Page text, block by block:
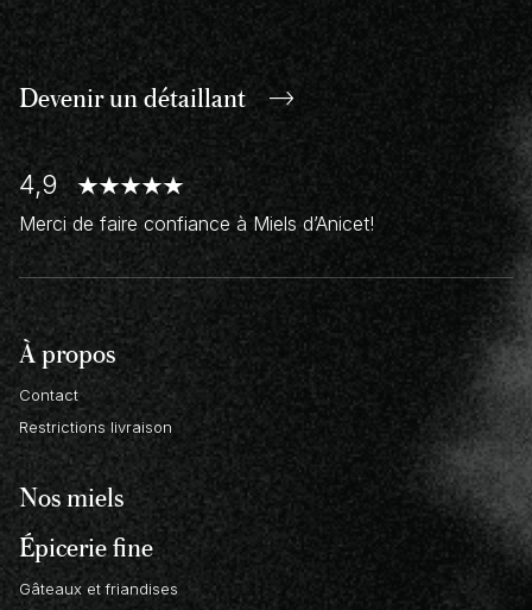
À propos
Contact
Restrictions livraison
Nos miels
Épicerie fine
Gâteaux et friandises
Devenir undétaillant
4,9
Merci de faire confiance à Miels d’Anicet!